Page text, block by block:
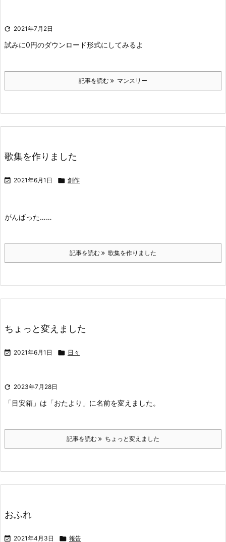
 2021年7月2日
試みに0円のダウンロード形式にしてみるよ
記事を読む マンスリー
歌集を作りました
 2021年6月1日  創作
がんばった……
記事を読む 歌集を作りました
ちょっと変えました
 2021年6月1日  日々
 2023年7月28日
「目安箱」は「おたより」に名前を変えました。
記事を読む ちょっと変えました
おふれ
 2021年4月3日  報告